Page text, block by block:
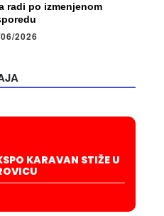
radi po izmenjenom
2026
KARAVAN STIŽE U